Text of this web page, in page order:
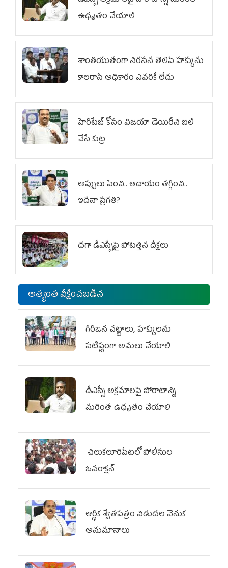
ఉధృతం చేయాలి
శాంతియుతంగా నిరసన తెలిపే హక్కును
కాలరాసే అధికారం ఎవరికీ లేదు
హెరిటేజ్ కోసం విజయా డెయిరీని బలి
చేసే కుట్ర‌
అప్పులు పెంచి.. ఆదాయం తగ్గించి..
ఇదేనా ప్రగతి?
దగా డీఎస్సీపై పోటెత్తిన దీక్షలు
అత్యంత వీక్షించబడిన
గిరిజన చట్టాలు, హక్కులను
పటిష్టంగా అమలు చేయాలి
డీఎస్సీ అక్రమాలపై పోరాటాన్ని
మరింత ఉధృతం చేయాలి
చిలుక‌లూరిపేట‌లో పోలీసుల
ఓవ‌రాక్ష‌న్‌
ఆర్థిక శ్వేతపత్రం విడుదల వెనుక
అనుమానాలు